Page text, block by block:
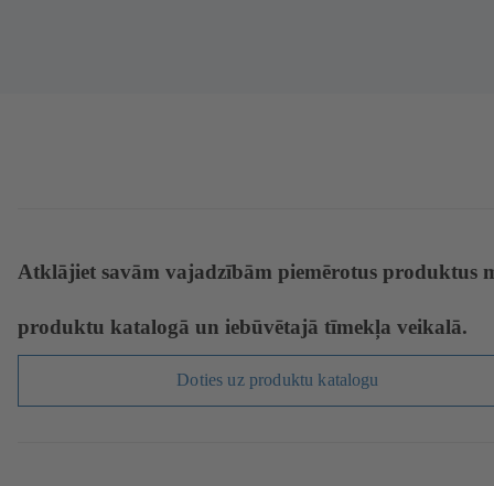
Atklājiet savām vajadzībām piemērotus produktus
produktu katalogā un iebūvētajā tīmekļa veikalā.
Doties uz produktu katalogu